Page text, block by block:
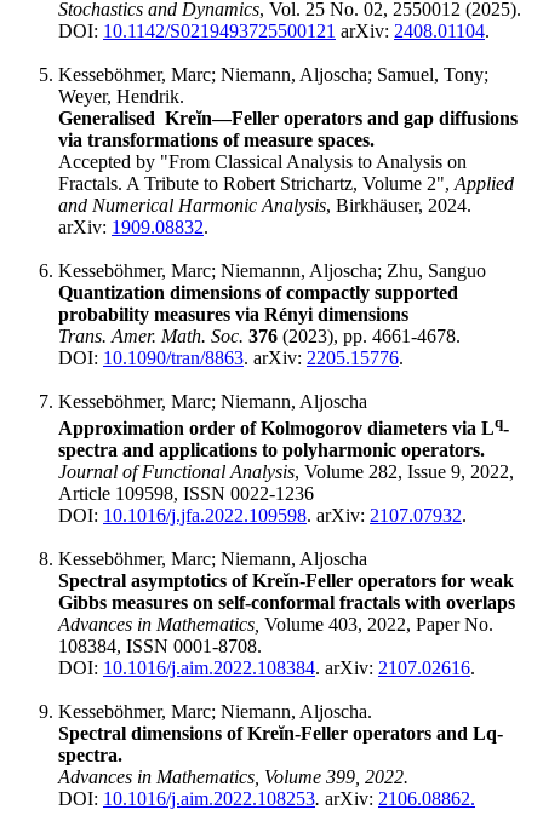
Stochastics and Dynamics, Vol. 25 No. 02, 2550012 (2025).
DOI: 10.1142/S0219493725500121 arXiv: 2408.01104.
Kesseböhmer, Marc; Niemann, Aljoscha; Samuel, Tony;
Weyer, Hendrik.
Generalised Kreĭn—Feller operators and gap diffusions
via transformations of measure spaces.
Accepted by "From Classical Analysis to Analysis on
Fractals. A Tribute to Robert Strichartz, Volume 2", Applied
and Numerical Harmonic Analysis, Birkhäuser, 2024.
arXiv: 1909.08832.
Kesseböhmer, Marc; Niemannn, Aljoscha; Zhu, Sanguo
Quantization dimensions of compactly supported
probability measures via Rényi dimensions
Trans. Amer. Math. Soc. 376 (2023), pp. 4661-4678.
DOI: 10.1090/tran/8863. arXiv: 2205.15776.
Kesseböhmer, Marc; Niemann, Aljoscha
Approximation order of Kolmogorov diameters via Lq-
spectra and applications to polyharmonic operators.
Journal of Functional Analysis, Volume 282, Issue 9, 2022,
Article 109598, ISSN 0022-1236
DOI: 10.1016/j.jfa.2022.109598. arXiv: 2107.07932.
Kesseböhmer, Marc; Niemann, Aljoscha
Spectral asymptotics of Kreĭn-Feller operators for weak
Gibbs measures on self-conformal fractals with overlaps
Advances in Mathematics, Volume 403, 2022, Paper No.
108384, ISSN 0001-8708.
DOI: 10.1016/j.aim.2022.108384. arXiv: 2107.02616.
Kesseböhmer, Marc; Niemann, Aljoscha.
Spectral dimensions of Kreĭn-Feller operators and Lq-
spectra.
Advances in Mathematics, Volume 399, 2022.
DOI: 10.1016/j.aim.2022.108253. arXiv: 2106.08862.